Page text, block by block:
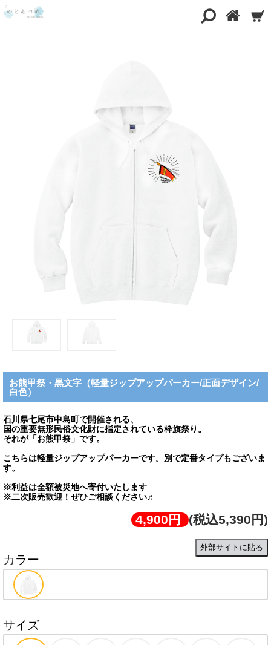
お熊甲祭・黒文字（軽量ジップアップパーカー/正面デザイン/
白色）
石川県七尾市中島町で開催される、
国の重要無形民俗文化財に指定されている枠旗祭り。
それが「お熊甲祭」です。
こちらは軽量ジップアップパーカーです。別で定番タイプもございま
す。
※利益は全額被災地へ寄付いたします
※二次販売歓迎！ぜひご相談ください♬
4,900円 (税込5,390円)
外部サイトに貼る
カラー
サイズ